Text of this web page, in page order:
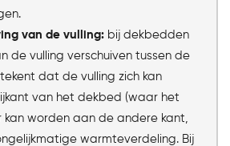
van de vulling: bij dekbedden
de vulling verschuiven tussen de
dat de vulling zich kan
van het dekbed (waar het
kan worden aan de andere kant,
warmteverdeling. Bij